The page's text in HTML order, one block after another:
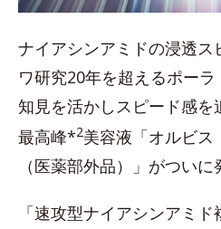
ナイアシンアミドの浸透
ワ研究20年を超えるポー
知見を活かしスピード感を
最高峰*2美容液「オルビ
（医薬部外品）」がついに
「速攻型ナイアシンアミ